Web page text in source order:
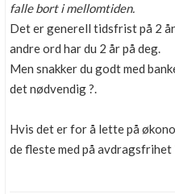
falle bort i mellomtiden.
Det er generell tidsfrist på 2
andre ord har du 2 år på deg.
Men snakker du godt med
det nødvendig ?.
Hvis det er for å lette på
de fleste med på avdragsfrihet